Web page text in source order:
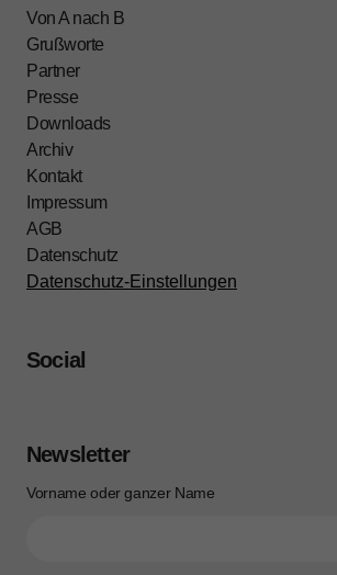
Von A nach B
Grußworte
Partner
Presse
Downloads
Archiv
Kontakt
Impressum
AGB
Datenschutz
Datenschutz-Einstellungen
Social
Newsletter
Vorname oder ganzer Name